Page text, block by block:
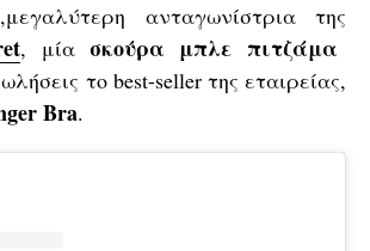
,μεγαλύτερη ανταγωνίστρια της
, μίασκούρα μπλε πιτζάμα
το best-seller της εταιρείας,
Bra.